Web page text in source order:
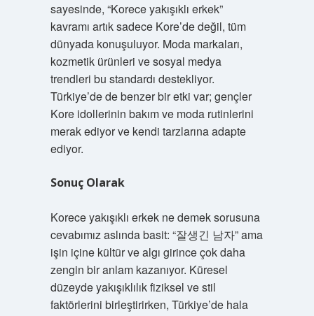
sayesinde, “Korece yakışıklı erkek”
kavramı artık sadece Kore’de değil, tüm
dünyada konuşuluyor. Moda markaları,
kozmetik ürünleri ve sosyal medya
trendleri bu standardı destekliyor.
Türkiye’de de benzer bir etki var; gençler
Kore idollerinin bakım ve moda rutinlerini
merak ediyor ve kendi tarzlarına adapte
ediyor.
Sonuç Olarak
Korece yakışıklı erkek ne demek sorusuna
cevabımız aslında basit: “잘생긴 남자” ama
işin içine kültür ve algı girince çok daha
zengin bir anlam kazanıyor. Küresel
düzeyde yakışıklılık fiziksel ve stil
faktörlerini birleştirirken, Türkiye’de hala